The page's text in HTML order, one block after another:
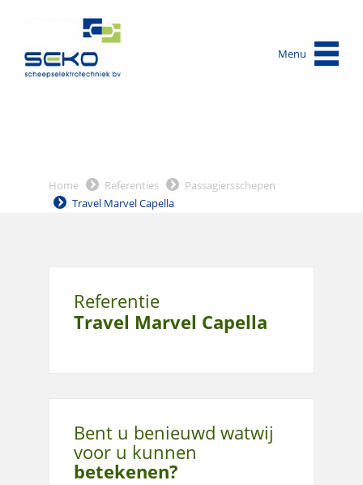
Menu
Home Referenties
Passagiersschepen
Travel Marvel Capella
Referentie
Travel Marvel Capella
Bent u benieuwd watwij
voor u kunnen
betekenen?